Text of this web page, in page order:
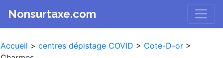
Nonsurtaxe.com
Accueil > centres dépistage COVID > Cote-D-or >